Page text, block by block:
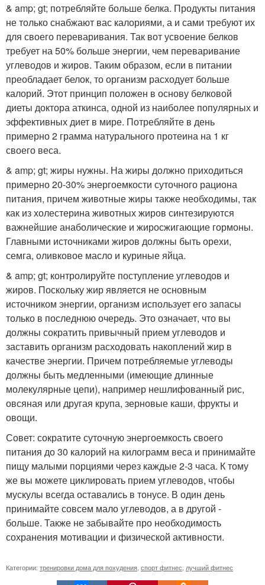
& amp; gt; потребляйте больше белка. Продукты питания
не только снабжают вас калориями, а и сами требуют их
для своего переваривания. Так вот усвоение белков
требует на 50% больше энергии, чем переваривание
углеводов и жиров. Таким образом, если в питании
преобладает белок, то организм расходует больше
калорий. Этот принцип положен в основу белковой
диеты доктора аткинса, одной из наиболее популярных и
эффективных диет в мире. Потребляйте в день
примерно 2 грамма натурального протеина на 1 кг
своего веса.
& amp; gt; жиры нужны. На жиры должно приходиться
примерно 20-30% энергоемкости суточного рациона
питания, причем животные жиры также необходимы, так
как из холестерина животных жиров синтезируются
важнейшие анаболические и жиросжигающие гормоны.
Главными источниками жиров должны быть орехи,
семга, оливковое масло и куриные яйца.
& amp; gt; контролируйте поступление углеводов и
жиров. Поскольку жир является не основным
источником энергии, организм использует его запасы
только в последнюю очередь. Это означает, что вы
должны сократить привычный прием углеводов и
заставить организм расходовать накоплений жир в
качестве энергии. Причем потребляемые углеводы
должны быть медленными (имеющие длинные
молекулярные цепи), например нешлифованный рис,
овсяная или другая крупа, зерновые каши, фрукты и
овощи.
Совет: сократите суточную энергоемкость своего
питания до 30 калорий на килограмм веса и принимайте
пищу малыми порциями через каждые 2-3 часа. К тому
же вы можете циклировать прием углеводов, чтобы
мускулы всегда оставались в тонусе. В один день
принимайте совсем мало углеводов, а в другой -
больше. Также не забывайте про необходимость
сохранения мотивации и физической активности.
Категории: тренировки дома для похудения спорт фитнес лучший фитнес